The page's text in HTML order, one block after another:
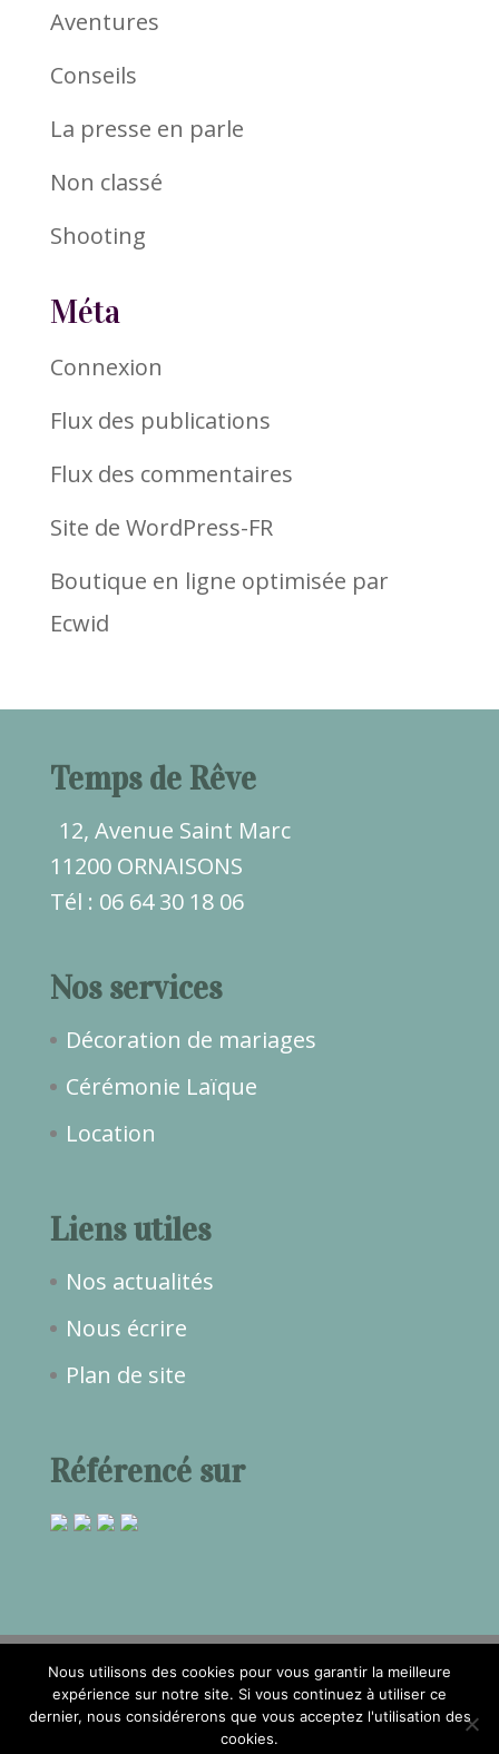
Aventures
Conseils
La presse en parle
Non classé
Shooting
Méta
Connexion
Flux des publications
Flux des commentaires
Site de WordPress-FR
Boutique en ligne optimisée par
Ecwid
Temps de Rêve
12, Avenue Saint Marc
11200 ORNAISONS
Tél : 06 64 30 18 06
Nos services
Décoration de mariages
Cérémonie Laïque
Location
Liens utiles
Nos actualités
Nous écrire
Plan de site
Référencé sur
2017©Temps de Rêve -Mentions
Nous utilisons des cookies pour vous garantir la meilleure
expérience sur notre site. Si vous continuez à utiliser ce
dernier, nous considérerons que vous acceptez l'utilisation des
cookies.